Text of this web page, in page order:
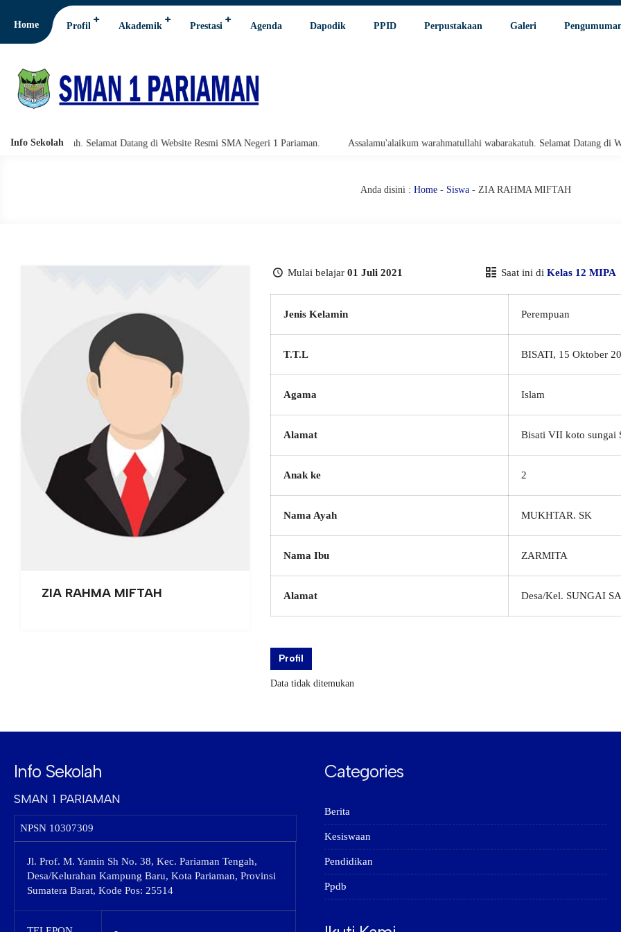
Home Profil Akademik Prestasi Agenda Dapodik PPID Perpustakaan Galeri
Info Sekolah
wabarakatuh. Selamat Datang di Website Resmi SMA Negeri 1 Pariaman. Assalamu'alaikum warahmatullahi wabarakatuh. Selamat Datang di
Anda disini : Home - Siswa - ZIA RAHMA MIFTAH
ZIA RAHMA MIFTAH
Mulai belajar 01 Juli 2021 Saat ini di Kelas 12 MIPA
Jenis Kelamin Perempuan
T.T.L BISATI, 15 Oktober
Agama Islam
Alamat Bisati VII koto sungai
Anak ke 2
Nama Ayah MUKHTAR. SK
Nama Ibu ZARMITA
Alamat Desa/Kel. SUNGAI
Profil
Data tidak ditemukan
Info Sekolah
SMAN 1 PARIAMAN
NPSN 10307309
Jl. Prof. M. Yamin Sh No. 38, Kec. Pariaman Tengah,
Desa/Kelurahan Kampung Baru, Kota Pariaman, Provinsi
Sumatera Barat, Kode Pos: 25514
Categories
Berita
Kesiswaan
Pendidikan
Ppdb